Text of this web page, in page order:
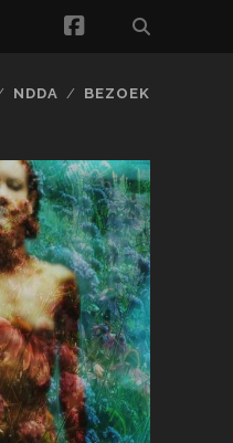
facebook
NDDA BEZOEK